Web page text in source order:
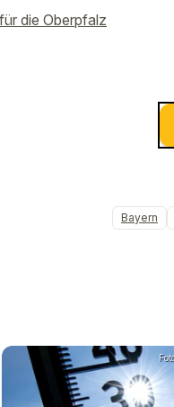
die Oberpfalz
Bayern